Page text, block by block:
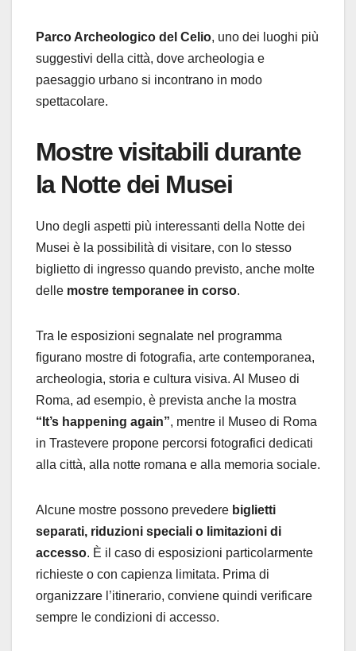
Parco Archeologico del Celio, uno dei luoghi più
suggestivi della città, dove archeologia e
paesaggio urbano si incontrano in modo
spettacolare.
Mostre visitabili durante
la Notte dei Musei
Uno degli aspetti più interessanti della Notte dei
Musei è la possibilità di visitare, con lo stesso
biglietto di ingresso quando previsto, anche molte
delle mostre temporanee in corso.
Tra le esposizioni segnalate nel programma
figurano mostre di fotografia, arte contemporanea,
archeologia, storia e cultura visiva. Al Museo di
Roma, ad esempio, è prevista anche la mostra
“It’s happening again”, mentre il Museo di Roma
in Trastevere propone percorsi fotografici dedicati
alla città, alla notte romana e alla memoria sociale.
Alcune mostre possono prevedere biglietti
separati, riduzioni speciali o limitazioni di
accesso. È il caso di esposizioni particolarmente
richieste o con capienza limitata. Prima di
organizzare l’itinerario, conviene quindi verificare
sempre le condizioni di accesso.